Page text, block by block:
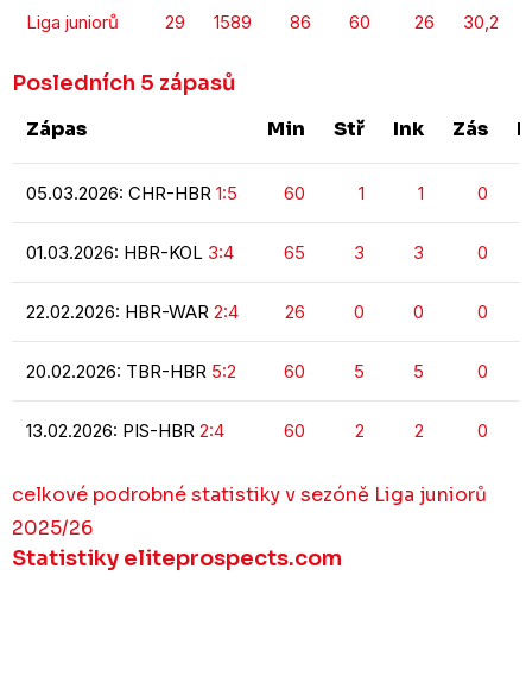
Liga juniorů 29 1589 86 60 26 30,2
Posledních 5 zápasů
Zápas Min Stř Ink Zás
05.03.2026: CHR-HBR 1:5 60 1 1 0
01.03.2026: HBR-KOL 3:4 65 3 3 0
22.02.2026: HBR-WAR 2:4 26 0 0 0
20.02.2026: TBR-HBR 5:2 60 5 5 0
13.02.2026: PIS-HBR 2:4 60 2 2 0
celkové podrobné statistiky v sezóně Liga juniorů
2025/26
Statistiky eliteprospects.com